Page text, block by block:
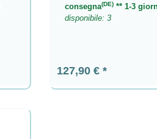
consegna(DE)** 1-3
disponibile: 3
Prezzo normale:
127,90 €